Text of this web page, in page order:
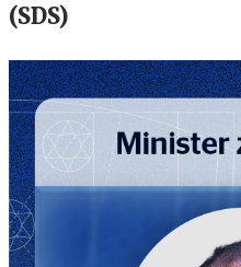
(SDS)